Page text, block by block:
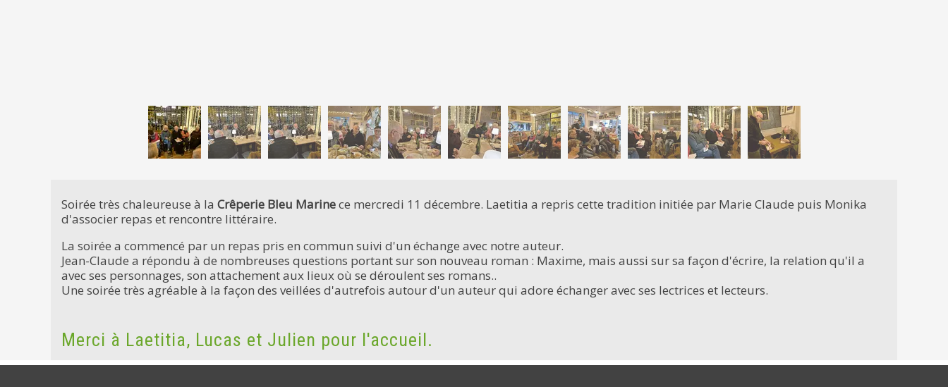
Soirée très chaleureuse à la Crêperie Bleu Marinece mercredi 11 décembre. Laetitia a repris cette tradition initiée par Marie Claude puis Monika
d'associer repas et rencontre littéraire.
La soirée a commencé par un repas pris en commun suivi d'un échange avec notre auteur.
Jean-Claude a répondu à de nombreuses questions portant sur son nouveau roman : Maxime, mais aussi sur sa façon d'écrire, la relation qu'il a
avec ses personnages, son attachement aux lieux où se déroulent ses romans..
Une soirée très agréable à la façon des veillées d'autrefois autour d'un auteur qui adore échanger avec ses lectrices et lecteurs.
Merci à Laetitia, Lucas et Julien pour l'accueil.